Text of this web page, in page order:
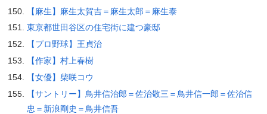
【麻生】麻生太賀吉＝麻生太郎＝麻生泰
東京都世田谷区の住宅街に建つ豪邸
【プロ野球】王貞治
【作家】村上春樹
【女優】柴咲コウ
【サントリー】鳥井信治郎＝佐治敬三＝鳥井信一郎＝佐治信
忠＝新浪剛史＝鳥井信吾